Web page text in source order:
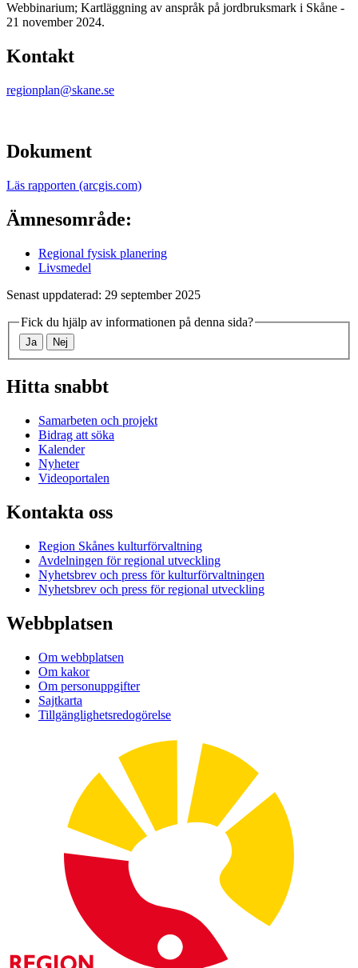
Webbinarium; Kartläggning av anspråk på jordbruksmark i Skåne -
21 november 2024.
Kontakt
regionplan@skane.se
Dokument
Läs rapporten (arcgis.com)
Ämnesområde:
Regional fysisk planering
Livsmedel
Senast uppdaterad: 29 september 2025
Fick du hjälp av informationen på denna sida?
Ja Nej
Hitta snabbt
Samarbeten och projekt
Bidrag att söka
Kalender
Nyheter
Videoportalen
Kontakta oss
Region Skånes kulturförvaltning
Avdelningen för regional utveckling
Nyhetsbrev och press för kulturförvaltningen
Nyhetsbrev och press för regional utveckling
Webbplatsen
Om webbplatsen
Om kakor
Om personuppgifter
Sajtkarta
Tillgänglighetsredogörelse